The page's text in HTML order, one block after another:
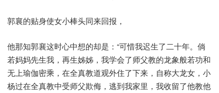
郭襄的贴身使女小棒头同来回报，
他那知郭襄这时心中想的却是：“可惜我迟生了二十年。倘
若妈妈先生我，再生姊姊，我学会了师父教的龙象般若功和
无上瑜伽密乘，在全真教道观外住了下来，自称大龙女，小
杨过在全真教中受师父欺侮，逃到我家里，我收留了他教他